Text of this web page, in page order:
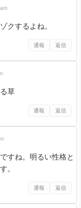
クするよね。
通報 返信
草
通報 返信
すね。明るい性格と
。
通報 返信